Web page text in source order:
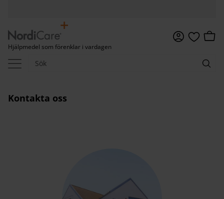
Hjälpmedel som förenklar i vardagen
Favoriter
Kontakta oss